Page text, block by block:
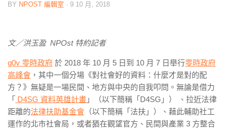
BY NPOST 編輯室 · 9 10 月, 2018
文／洪玉盈 NPOst 特約記者
g0v 零時政府 於 2018 年 10 月 5 日到 10 月 7 日舉行零時政府
高峰會 ，其中一個分場《對社會好的資料：什麼才是對的配
方？》無疑是一場民間、地方與中央的自我叩問。無論是借力
「 D4SG 資料英雄計畫 」（以下簡稱「D4SG」） 、拉近法律
距離的法律扶助基金會 （以下簡稱「法扶」）、藉此輔助社工
運作的北市社會局，或者猶在觀望官方、民間與產業 3 方整合